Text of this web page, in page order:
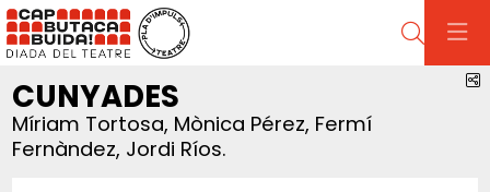
Cerca
CUNYADES
Míriam Tortosa, Mònica Pérez, Fermí
Fernàndez, Jordi Ríos.